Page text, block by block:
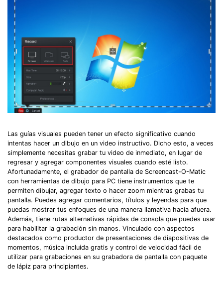
Las guías visuales pueden tener un efecto significativo cuando
intentas hacer un dibujo en un video instructivo. Dicho esto, a veces
simplemente necesitas grabar tu video de inmediato, en lugar de
regresar y agregar componentes visuales cuando esté listo.
Afortunadamente, el grabador de pantalla de Screencast-O-Matic
con herramientas de dibujo para PC tiene instrumentos que te
permiten dibujar, agregar texto o hacer zoom mientras grabas tu
pantalla. Puedes agregar comentarios, títulos y leyendas para que
puedas mostrar tus enfoques de una manera llamativa hacia afuera.
Además, tiene rutas alternativas rápidas de consola que puedes usar
para habilitar la grabación sin manos. Vinculado con aspectos
destacados como productor de presentaciones de diapositivas de
momentos, música incluida gratis y control de velocidad fácil de
utilizar para grabaciones en su grabadora de pantalla con paquete
de lápiz para principiantes.